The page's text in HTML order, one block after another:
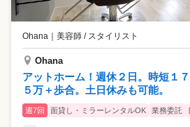
Ohana 美容師 / スタイリスト
Ohana
アットホーム！週休２日。時短１
５万＋歩合。土日休みも可能。
週7回 面貸し・ミラーレンタルOK 業務委託